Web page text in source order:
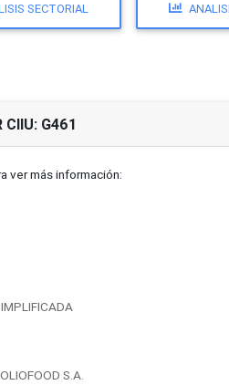
SECTORIAL
CIIU: G461
ver más información:
S.A.